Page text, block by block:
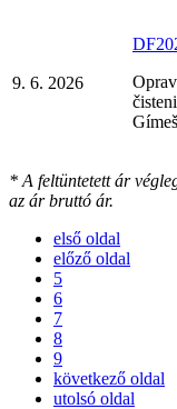
9. 6. 2026
Gímeš
* A feltüntetett ár
az ár bruttó ár.
első oldal
előző oldal
5
6
7
8
9
következő oldal
utolsó oldal